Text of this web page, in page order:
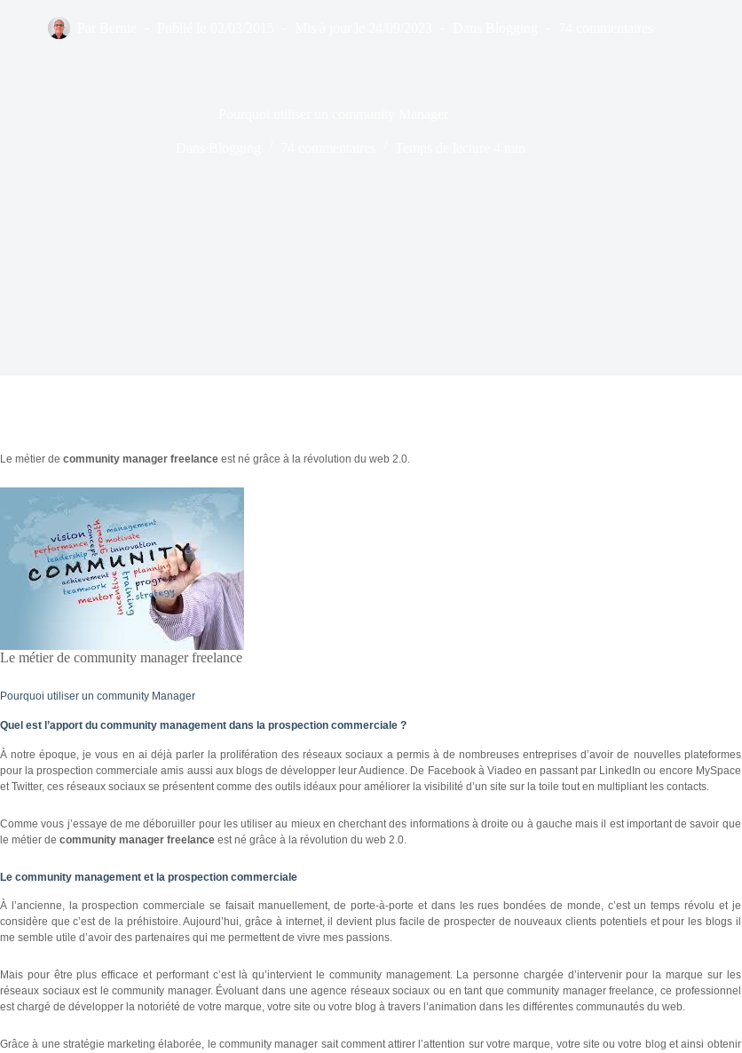
Le métier de community manager freelance est né grâce à la révolution du web 2.0.
Le métier de community manager freelance
Pourquoi utiliser un community Manager
Quel est l’apport du community management dans la prospection commerciale ?
À notre époque, je vous en ai déjà parler la prolifération des réseaux sociaux a permis à de nombreuses entreprises d’avoir de nouvelles plateformes
pour la prospection commerciale amis aussi aux blogs de développer leur Audience. De Facebook à Viadeo en passant par LinkedIn ou encore MySpace
et Twitter, ces réseaux sociaux se présentent comme des outils idéaux pour améliorer la visibilité d’un site sur la toile tout en multipliant les contacts.
Comme vous j’essaye de me déboruiller pour les utiliser au mieux en cherchant des informations à droite ou à gauche mais il est important de savoir que
le métier de community manager freelance est né grâce à la révolution du web 2.0.
Le community management et la prospection commerciale
À l’ancienne, la prospection commerciale se faisait manuellement, de porte-à-porte et dans les rues bondées de monde, c’est un temps révolu et je
considère que c’est de la préhistoire. Aujourd’hui, grâce à internet, il devient plus facile de prospecter de nouveaux clients potentiels et pour les blogs il
me semble utile d’avoir des partenaires qui me permettent de vivre mes passions.
Mais pour être plus efficace et performant c’est là qu’intervient le community management. La personne chargée d’intervenir pour la marque sur les
réseaux sociaux est le community manager. Évoluant dans une agence réseaux sociaux ou en tant que community manager freelance, ce professionnel
est chargé de développer la notoriété de votre marque, votre site ou votre blog à travers l’animation dans les différentes communautés du web.
Grâce à une stratégie marketing élaborée, le community manager sait comment attirer l’attention sur votre marque, votre site ou votre blog et ainsi obtenir